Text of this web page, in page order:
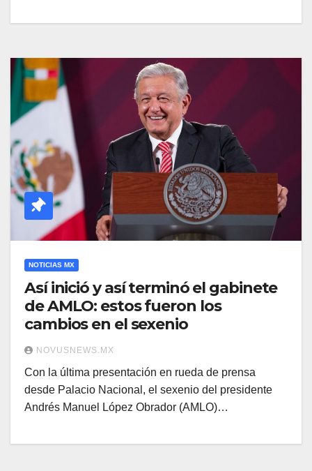
NOTICIAS MX
Así inició y así terminó el gabinete
de AMLO: estos fueron los
cambios en el sexenio
NOVUSNEWS.MX
Con la última presentación en rueda de prensa
desde Palacio Nacional, el sexenio del presidente
Andrés Manuel López Obrador (AMLO)…